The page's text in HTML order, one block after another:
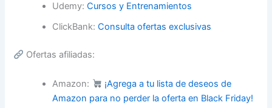
Udemy:Cursos y Entrenamientos
ClickBank:Consulta ofertas exclusivas
Ofertas afiliadas:
Amazon:
¡Agrega a tu lista de deseos de
Amazon para no perder la oferta en Black Friday!